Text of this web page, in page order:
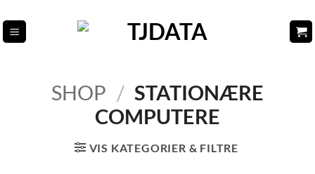
til
indhold
SHOP / STATIONÆRE
COMPUTERE
VIS KATEGORIER & FILTRE